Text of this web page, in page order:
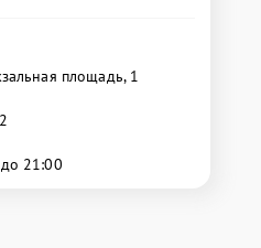
площадь, 1
21:00